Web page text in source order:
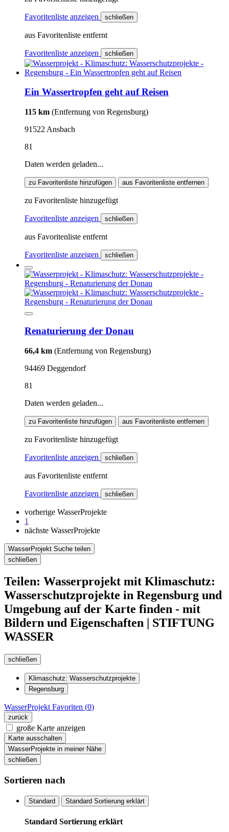
Favoritenliste anzeigen schließen
aus Favoritenliste entfernt
Favoritenliste anzeigen schließen
Ein Wassertropfen geht auf Reisen
115 km (Entfernung von Regensburg)
91522 Ansbach
81
Daten werden geladen...
zu Favoritenliste hinzufügen aus Favoritenliste entfernen
zu Favoritenliste hinzugefügt
Favoritenliste anzeigen schließen
aus Favoritenliste entfernt
Favoritenliste anzeigen schließen
Renaturierung der Donau
66,4 km (Entfernung von Regensburg)
94469 Deggendorf
81
Daten werden geladen...
zu Favoritenliste hinzufügen aus Favoritenliste entfernen
zu Favoritenliste hinzugefügt
Favoritenliste anzeigen schließen
aus Favoritenliste entfernt
Favoritenliste anzeigen schließen
vorherige WasserProjekte
1
nächste WasserProjekte
WasserProjekt Suche teilen
schließen
Teilen: Wasserprojekt mit Klimaschutz:
Wasserschutzprojekte in Regensburg und
Umgebung auf der Karte finden - mit
Bildern und Eigenschaften | STIFTUNG
WASSER
schließen
Klimaschutz: Wasserschutzprojekte
Regensburg
WasserProjekt Favoriten (0)
zurück
große Karte anzeigen
Karte ausschalten
WasserProjekte in meiner Nähe
schließen
Sortieren nach
Standard Standard Sortierung erklärt
Standard Sortierung erklärt